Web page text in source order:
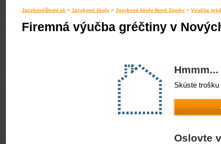
JazykovéŠkoly.sk > Jazykové školy > Jazykové školy Nové Zámky > Výučba
Firemná výučba gréčtiny v
Skúste
Oslovte